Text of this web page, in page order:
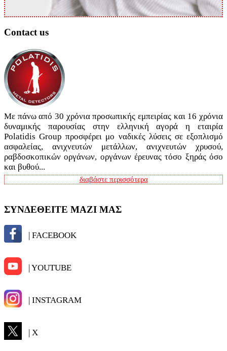
Contact us
Με πάνω από 30 χρόνια προσωπικής εμπειρίας και 16 χρόνια
δυναμικής παρουσίας στην ελληνική αγορά η εταιρία
Polatidis Group προσφέρει μο ναδικές λύσεις σε εξοπλισμό
ασφαλείας, ανιχνευτών μετάλλων, ανιχνευτών χρυσού,
ραβδοσκοπικών οργάνων, οργάνων έρευνας τόσο ξηράς όσο
και βυθού...
διαβάστε περισσότερα
ΣΥΝΔΕΘΕΙΤΕ ΜΑΖΙ ΜΑΣ
| FACEBOOK
| YOUTUBE
| INSTAGRAM
| X